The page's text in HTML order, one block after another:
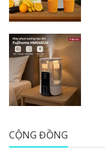
CỘNG ĐỒNG